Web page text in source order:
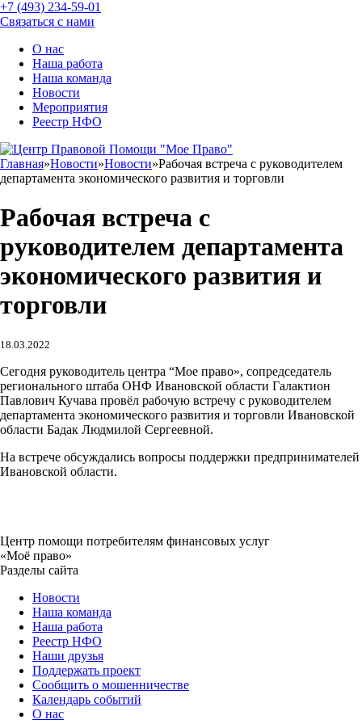
+7 (493) 234-59-01
Связаться с нами
О нас
Наша работа
Наша команда
Новости
Мероприятия
Реестр НФО
Главная»Новости»Новости»Рабочая встреча с руководителем
департамента экономического развития и торговли
Рабочая встреча с
руководителем департамента
экономического развития и
торговли
18.03.2022
Сегодня руководитель центра “Мое право», сопредседатель
регионального штаба ОНФ Ивановской области Галактион
Павлович Кучава провёл рабочую встречу с руководителем
департамента экономического развития и торговли Ивановской
области Бадак Людмилой Сергеевной.
На встрече обсуждались вопросы поддержки предпринимателей
Ивановской области.
Центр помощи потребителям финансовых услуг
«Моё право»
Разделы сайта
Новости
Наша команда
Наша работа
Реестр НФО
Наши друзья
Поддержать проект
Сообщить о мошенничестве
Календарь событий
О нас